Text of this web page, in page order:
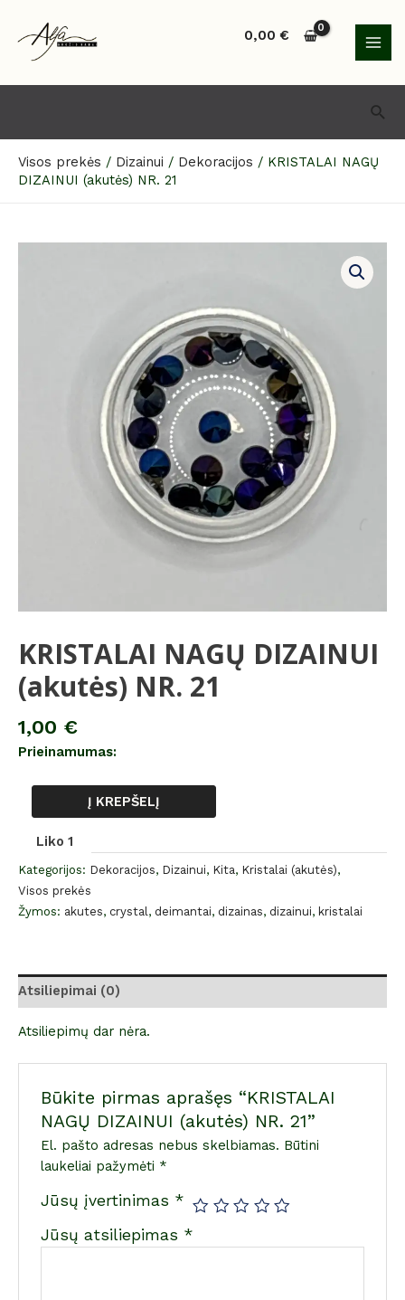
turinio
0,00€
Visos prekės / Dizainui / Dekoracijos / KRISTALAI NAGŲ
DIZAINUI (akutės) NR. 21
KRISTALAI NAGŲ DIZAINUI
(akutės) NR. 21
1,00 €
Prieinamumas:
Į KREPŠELĮ
Liko 1
Kategorijos: Dekoracijos, Dizainui, Kita, Kristalai (akutės),
Visos prekės
Žymos: akutes, crystal , deimantai, dizainas, dizainui, kristalai
Atsiliepimai (0)
Atsiliepimų dar nėra.
Būkite pirmas aprašęs “KRISTALAI
NAGŲ DIZAINUI (akutės) NR. 21”
El. pašto adresas nebus skelbiamas. Būtini
laukeliai pažymėti *
Jūsų įvertinimas *
Jūsų atsiliepimas *